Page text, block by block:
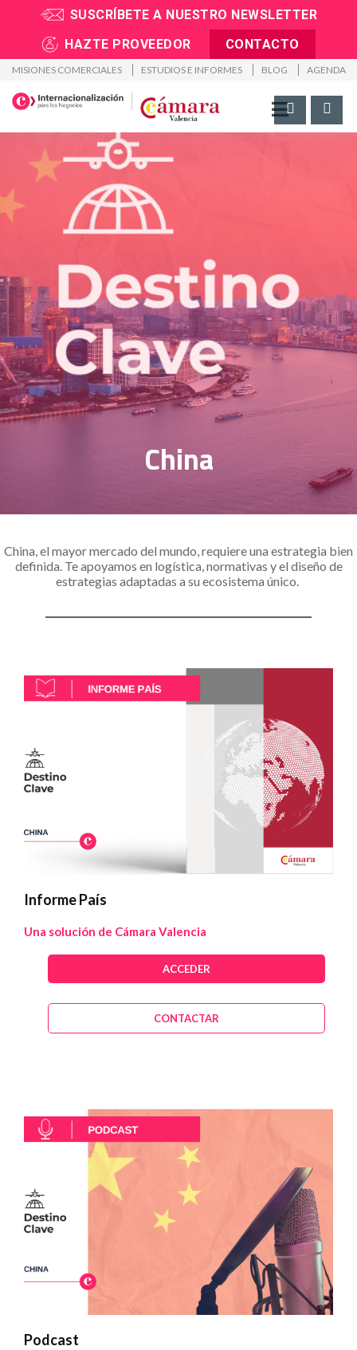
SUSCRÍBETE A NUESTRO NEWSLETTER
HAZTE PROVEEDOR
CONTACTO
MISIONES COMERCIALES ESTUDIOS E INFORMES BLOG AGENDA
>Destino Clave>China
China
China, el mayor mercado del mundo, requiere una estrategia bien
definida. Te apoyamos en logística, normativas y el diseño de
estrategias adaptadas a su ecosistema único.
Informe País
Una solución de Cámara Valencia
ACCEDER
CONTACTAR
Podcast